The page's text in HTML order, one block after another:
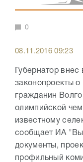
0
08.11.2016 09:23
Губернатор
законопроекты
гражданин
олимпийской
известному
сообщает ИА
документы,
профильный